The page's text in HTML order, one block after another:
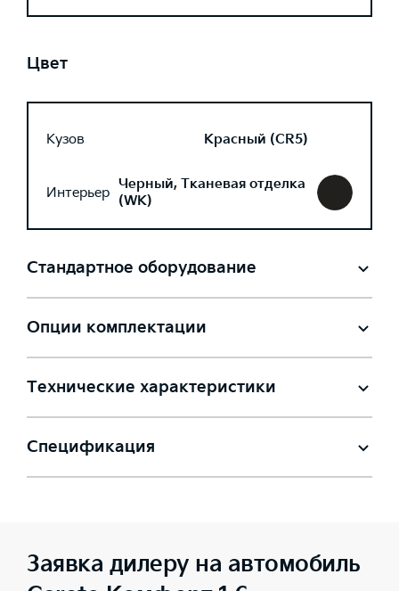
Цвет
Кузов Красный (CR5)
Интерьер Черный, Тканевая отделка
(WK)
Стандартное оборудование
Опции комплектации
Технические характеристики
Спецификация
Заявка дилеру на автомобиль